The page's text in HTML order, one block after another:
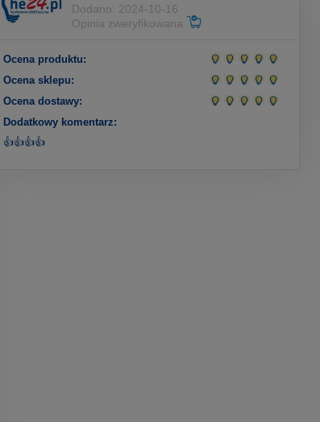
Dodano: 2024-10-16
Opinia zweryfikowana
Ocena produktu:
Ocena sklepu:
Ocena dostawy:
Dodatkowy komentarz:
👍👍👍👍